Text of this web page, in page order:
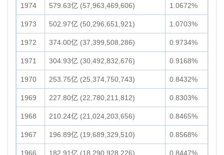
1974 579.63亿 (57,963,469,606) 1.0672%
1973 502.97亿 (50,296,651,921) 1.0703%
1972 374.00亿 (37,399,508,286) 0.9734%
1971 304.93亿 (30,492,832,676) 0.9168%
1970 253.75亿 (25,374,750,743) 0.8432%
1969 227.80亿 (22,780,211,812) 0.8303%
1968 210.24亿 (21,024,203,656) 0.8465%
1967 196.89亿 (19,689,329,510) 0.8568%
1966 182.91亿 (18,290,928,226) 0.8447%